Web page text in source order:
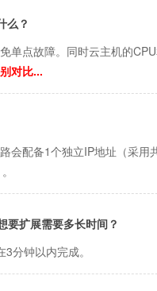
么？
单点故障。同时云主机的
对比...
会配备1个独立IP地址（采
要扩展需要多长时间？
3分钟以内完成。